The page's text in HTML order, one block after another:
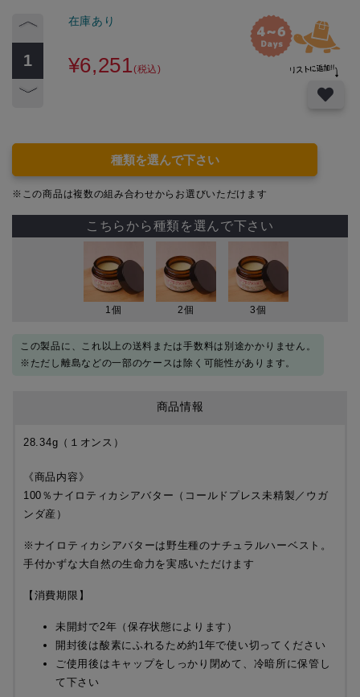
在庫あり
¥6,251(税込)
種類を選んで下さい
※この商品は複数の組み合わせからお選びいただけます
こちらから種類を選んで下さい
1個 2個 3個
この製品に、これ以上の送料または手数料は別途かかりません。
※ただし離島などの一部のケースは除く可能性があります。
商品情報
28.34g（１オンス）
《商品内容》
100％ナイロティカシアバター（コールドプレス未精製／ウガ
ンダ産）
※ナイロティカシアバターは野生種のナチュラルハーベスト。
手付かずな大自然の生命力を実感いただけます
【消費期限】
未開封で2年（保存状態によります）
開封後は酸素にふれるため約1年で使い切ってください
ご使用後はキャップをしっかり閉めて、冷暗所に保管し
て下さい